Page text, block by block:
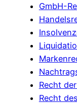
GmbH-
Recht
Recht